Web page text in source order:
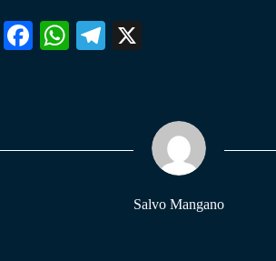
Fa W
pp
Te
m
Salvo Mangano